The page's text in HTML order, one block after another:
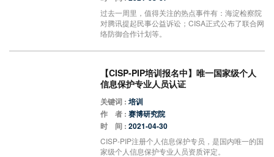
过去一周里，值得关注的热点事件有：海淀检察院
对腾讯提起民事公益诉讼；CISA正式公布了联合网
络防御合作计划等。
【CISP-PIP培训报名中】唯一国家级个人
信息保护专业人员认证
关键词 :培训
作 者 :赛博研究院
时 间 :2021-04-30
CISP-PIP注册个人信息保护专员，是国内唯一的国
家级个人信息保护专业人员资质评定。